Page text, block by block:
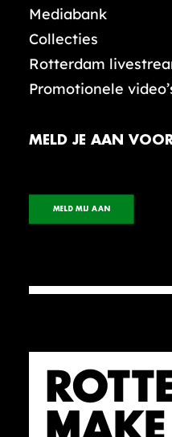
Mediabank
Collecties
Rotterdam
Promotionele
MELD JE AAN
MELD MIJ AAN